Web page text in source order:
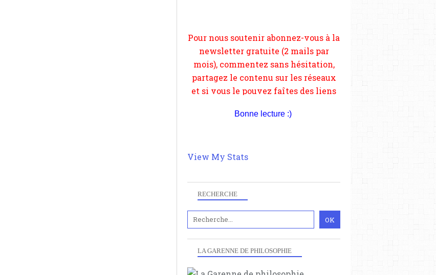
RECHERCHE
LA GARENNE DE PHILOSOPHIE
et si vous le pouvez faîtes des liens
depuis votre site.
Bonne lecture :)
View My Stats